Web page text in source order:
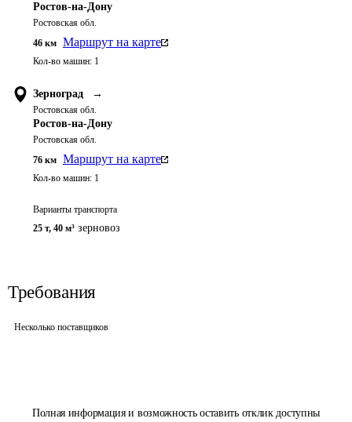
Полная информация и возможность оставить отклик доступны
Ростов-на-Дону
Ростовская обл.
46 км Маршрут на карте
Кол-во машин: 1
Зерноград →
Ростовская обл.
Ростов-на-Дону
Ростовская обл.
76 км Маршрут на карте
Кол-во машин: 1
Варианты транспорта
25 т, 40 м³ зерновоз
Требования
Несколько поставщиков